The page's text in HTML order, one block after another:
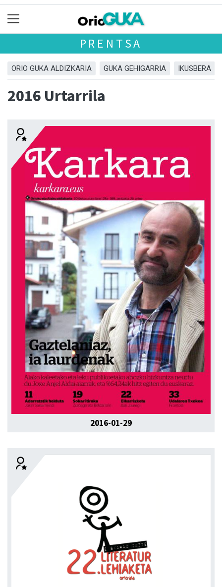
PRENTSA
ORIO GUKA ALDIZKARIA GUKA GEHIGARRIA IKUSBERA
2016 Urtarrila
2016-01-29